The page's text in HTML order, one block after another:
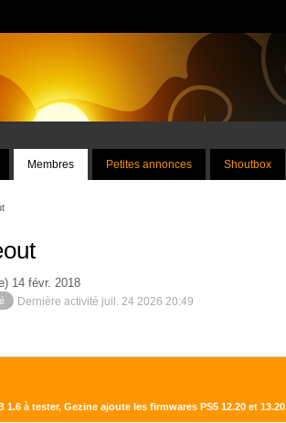
Membres Petites annonces Shoutbox
14 févr. 2018
Dernière activité juil. 24 2026 20:49
1.6 à tester, Gezine ajoute les firmwares PS5 12.20 et 13.20